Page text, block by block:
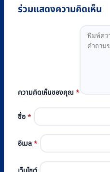
ร่วมแสดงความคิดเห็น
ความคิดเห็นของคุณ *
ชื่อ*
อีเมล*